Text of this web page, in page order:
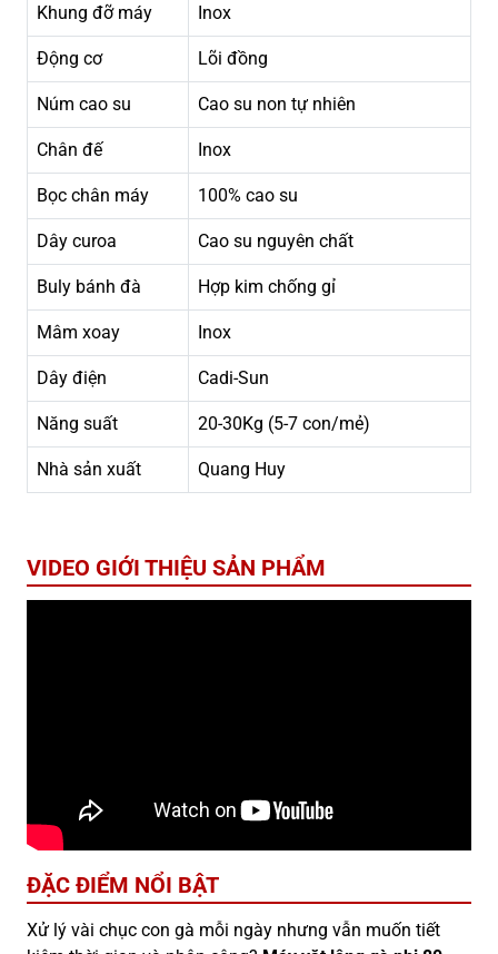
Khung đỡ máy Inox
Động cơ Lõi đồng
Núm cao su Cao su non tự nhiên
Chân đế Inox
Bọc chân máy 100% cao su
Dây curoa Cao su nguyên chất
Buly bánh đà Hợp kim chống gỉ
Mâm xoay Inox
Dây điện Cadi-Sun
Năng suất 20-30Kg (5-7 con/mẻ)
Nhà sản xuất Quang Huy
VIDEO GIỚI THIỆU SẢN PHẨM
ĐẶC ĐIỂM NỔI BẬT
Xử lý vài chục con gà mỗi ngày nhưng vẫn muốn tiết